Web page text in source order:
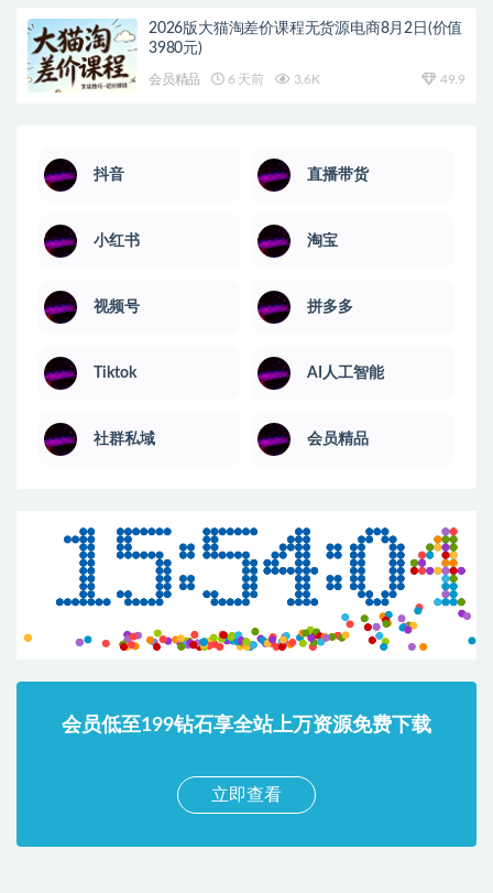
2026版大猫淘差价课程无货源电商8月2日(价值
3980元)
会员精品 6 天前 3.6K 49.9
抖音 直播带货
小红书 淘宝
视频号 拼多多
Tiktok AI人工智能
社群私域 会员精品
会员低至199钻石享全站上万资源免费下载
立即查看